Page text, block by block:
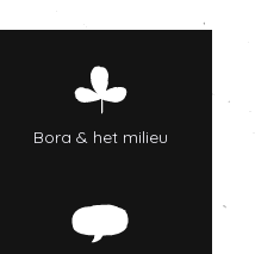
Bora & het milieu